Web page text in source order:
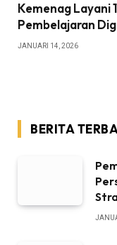
Kemenag Layani
Pembelajaran
JANUARI 14, 2026
BERITA